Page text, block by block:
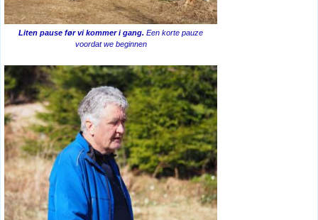
Liten pause før vi kommer i gang. Een korte pauze
voordat we beginnen